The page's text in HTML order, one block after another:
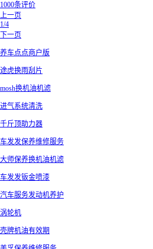
1000条评价
上一页
1/4
下一页
养车点点商户版
途虎换雨刮片
mosh换机油机滤
进气系统清洗
千斤顶助力器
车发发保养维修服务
大师保养换机油机滤
车发发钣金喷漆
汽车服务发动机养护
涡轮机
壳牌机油有效期